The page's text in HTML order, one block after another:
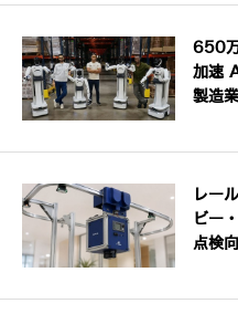
650
加速
製造
レー
ビー
点検